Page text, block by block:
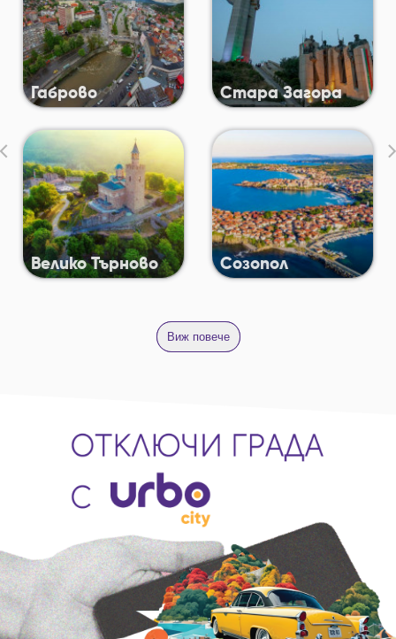
Габрово
Велико Търново
Стара Загора
Созопол
Виж повече